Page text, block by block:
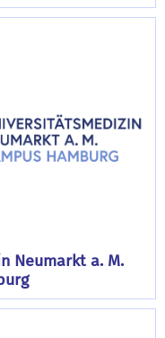
Neumarkt a. M.